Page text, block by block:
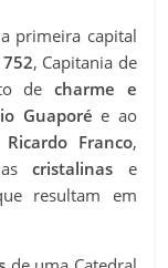
primeira capital
, Capitania de
de charme e
Guaporé e ao
Franco,
cristalinas e
resultam em